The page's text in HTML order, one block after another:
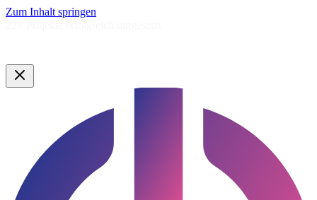
Zum Inhalt springen